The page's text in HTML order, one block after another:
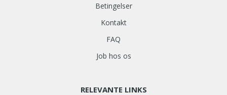
Betingelser
Kontakt
FAQ
Job hos os
RELEVANTE LINKS